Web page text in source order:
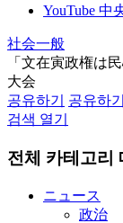
YouTube 中
社会一般
「文在寅政権は
大会
공유하기
공유하기
검색 열기
전체 카테고리
ニュース
政治